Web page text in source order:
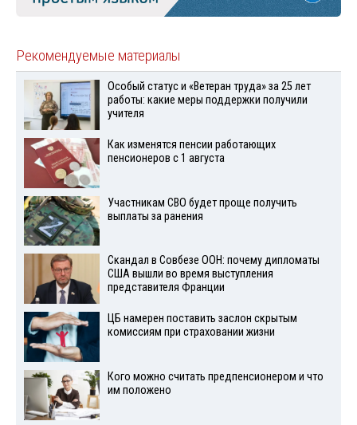
Рекомендуемые материалы
Особый статус и «Ветеран труда» за 25 лет
работы: какие меры поддержки получили
учителя
Как изменятся пенсии работающих
пенсионеров с 1 августа
Участникам СВО будет проще получить
выплаты за ранения
Скандал в Совбезе ООН: почему дипломаты
США вышли во время выступления
представителя Франции
ЦБ намерен поставить заслон скрытым
комиссиям при страховании жизни
Кого можно считать предпенсионером и что
им положено